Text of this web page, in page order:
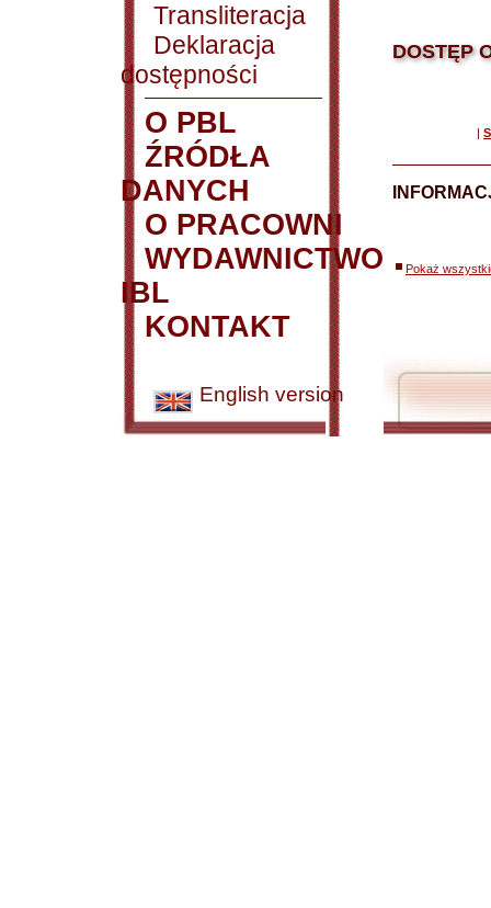
Transliteracja
Deklaracja
dostępności
O PBL
ŹRÓDŁA
DANYCH
O PRACOWNI
WYDAWNICTWO
IBL
KONTAKT
English version
DOSTĘP
|
Pokaż